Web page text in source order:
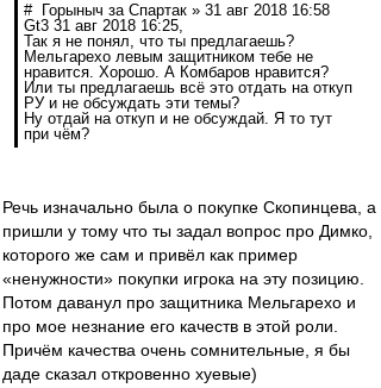
# Горыныч за Спартак » 31 авг 2018 16:58
Gt3 31 авг 2018 16:25,
Так я не понял, что ты предлагаешь?
Мельгарехо левым защитником тебе не
нравится. Хорошо. А Комбаров нравится?
Или ты предлагаешь всё это отдать на откуп
РУ и не обсуждать эти темы?
Ну отдай на откуп и не обсуждай. Я то тут
при чём?
Речь изначально была о покупке Скопинцева, а
пришли у тому что ты задал вопрос про Димко,
которого же сам и привёл как пример
«ненужности» покупки игрока на эту позицию.
Потом даванул про защитника Мельгарехо и
про мое незнание его качеств в этой роли.
Причём качества очень сомнительные, я бы
даде сказал откровенно хуевые)